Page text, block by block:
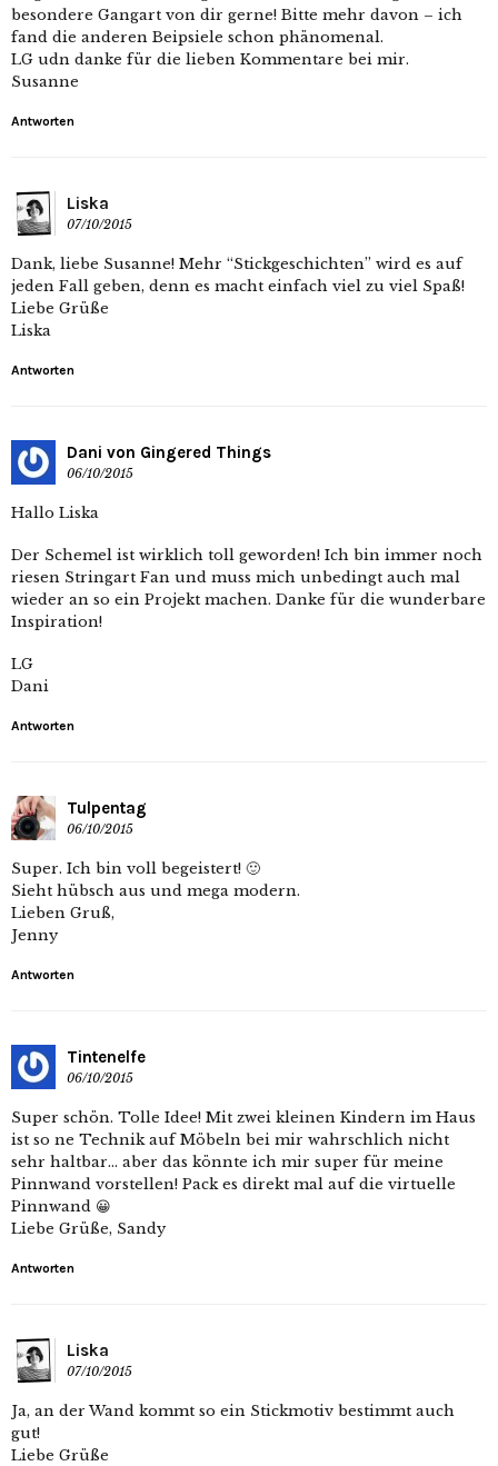
besondere Gangart von dir gerne! Bitte mehr davon – ich
fand die anderen Beipsiele schon phänomenal.
LG udn danke für die lieben Kommentare bei mir.
Susanne
Antworten
Liska
07/10/2015
Dank, liebe Susanne! Mehr “Stickgeschichten” wird es auf
jeden Fall geben, denn es macht einfach viel zu viel Spaß!
Liebe Grüße
Liska
Antworten
Dani von Gingered Things
06/10/2015
Hallo Liska
Der Schemel ist wirklich toll geworden! Ich bin immer noch
riesen Stringart Fan und muss mich unbedingt auch mal
wieder an so ein Projekt machen. Danke für die wunderbare
Inspiration!
LG
Dani
Antworten
Tulpentag
06/10/2015
Super. Ich bin voll begeistert! 🙂
Sieht hübsch aus und mega modern.
Lieben Gruß,
Jenny
Antworten
Tintenelfe
06/10/2015
Super schön. Tolle Idee! Mit zwei kleinen Kindern im Haus
ist so ne Technik auf Möbeln bei mir wahrschlich nicht
sehr haltbar… aber das könnte ich mir super für meine
Pinnwand vorstellen! Pack es direkt mal auf die virtuelle
Pinnwand 😀
Liebe Grüße, Sandy
Antworten
Liska
07/10/2015
Ja, an der Wand kommt so ein Stickmotiv bestimmt auch
gut!
Liebe Grüße